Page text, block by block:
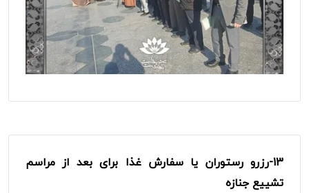
13- رزرو رستوران یا سفارش غذا برای بعد از مراسم
تشییع جنازه